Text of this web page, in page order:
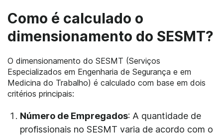
Como é calculado o
dimensionamento do SESMT?
O dimensionamento do SESMT (Serviços
Especializados em Engenharia de Segurança e em
Medicina do Trabalho) é calculado com base em dois
critérios principais:
Número de Empregados: A quantidade de
profissionais no SESMT varia de acordo com o